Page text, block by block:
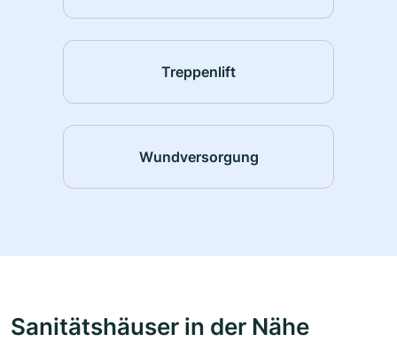
Treppenlift
Wundversorgung
Sanitätshäuser in der Nähe